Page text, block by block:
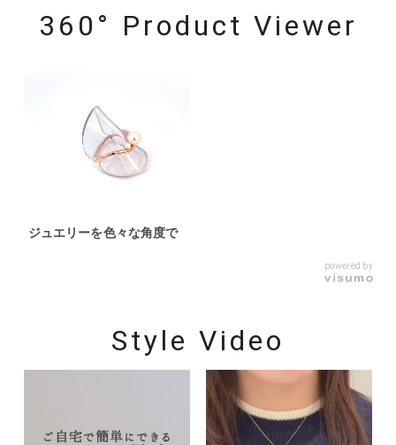
360° Product Viewer
ジュエリーを色々な角度で
powered by
Style Video